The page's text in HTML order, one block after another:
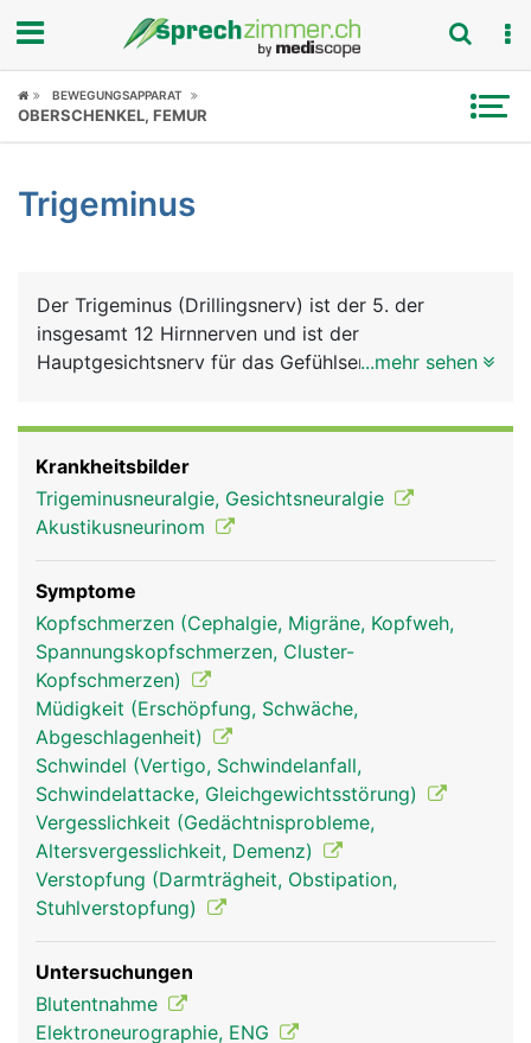
Fokus
Symptome
News
Rubriken
BEWEGUNGSAPPARAT
OBERSCHENKEL, FEMUR
Trigeminus
Der Trigeminus (Drillingsnerv) ist der 5. der
insgesamt 12 Hirnnerven und ist der
Hauptgesichtsnerv für das Gefühlsempfinden im
verantwortlich ist; ein Oberkieferast, für das
Empfinden unter dem Auge, im Oberkieferbereich
und Oberlippe; und ein Unterkieferast, der für das
Empfinden im Unterkieferbereich verantwortlich
ist und die Kau- und Mundbodenmuskulatur
steuert.
Trigeminus Frau Trigeminus Mann
...mehr sehen
Krankheitsbilder
Trigeminusneuralgie, Gesichtsneuralgie
Akustikusneurinom
Symptome
Kopfschmerzen (Cephalgie, Migräne, Kopfweh,
Spannungskopfschmerzen, Cluster-
Kopfschmerzen)
Müdigkeit (Erschöpfung, Schwäche,
Abgeschlagenheit)
Schwindel (Vertigo, Schwindelanfall,
Schwindelattacke, Gleichgewichtsstörung)
Vergesslichkeit (Gedächtnisprobleme,
Altersvergesslichkeit, Demenz)
Verstopfung (Darmträgheit, Obstipation,
Stuhlverstopfung)
Untersuchungen
Blutentnahme
Elektroneurographie, ENG